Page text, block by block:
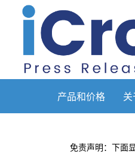
产品和价格 关
免责声明：下面